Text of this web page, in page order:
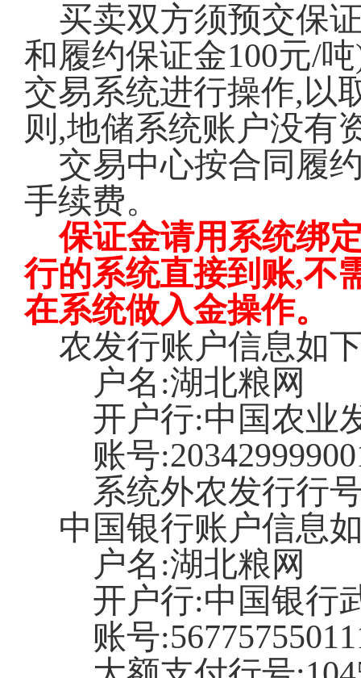
买卖双方须预交保
和履约保证金100元/
交易系统进行操作,以
则,地储系统账户没有
交易中心按合同履
手续费。
保证金请用系统绑
行的系统直接到账,不
在系统做入金操作。
农发行账户信息如
户名 :湖北粮网
开户行:中国农业
账号
系统外农发行行
中国银行账户信息
户名 :湖北粮网
开户行:中国银行
账号